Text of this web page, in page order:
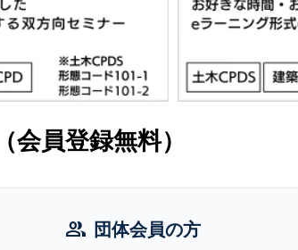
員登録無料）
group 団体会員の方